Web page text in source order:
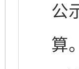
公
算。